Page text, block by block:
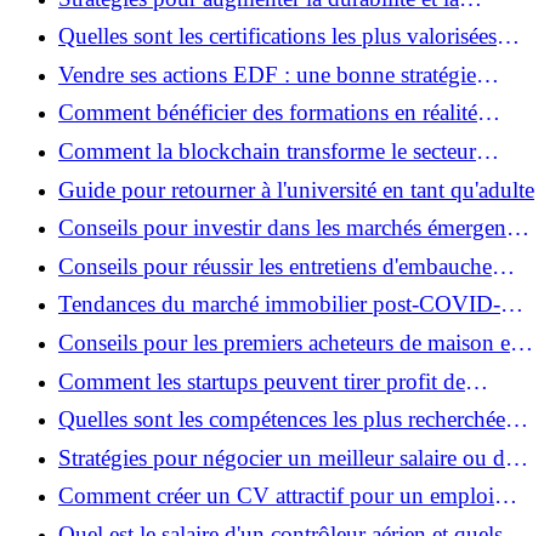
responsabilité sociale des entreprises : Un chemin
vers l'excellence ?
Quelles sont les certifications les plus valorisées
dans le secteur de la technologie ?
Vendre ses actions EDF : une bonne stratégie
actuelle ?
Comment bénéficier des formations en réalité
virtuelle ?
Comment la blockchain transforme le secteur
bancaire ?
Guide pour retourner à l'université en tant qu'adulte
Conseils pour investir dans les marchés émergents
en 2024
Conseils pour réussir les entretiens d'embauche
virtuels
Tendances du marché immobilier post-COVID-19
: Une évaluation approfondie
Conseils pour les premiers acheteurs de maison en
2024
Comment les startups peuvent tirer profit de
l'intelligence artificielle ?
Quelles sont les compétences les plus recherchées
sur le marché du travail en 2024 ?
Stratégies pour négocier un meilleur salaire ou des
avantages
Comment créer un CV attractif pour un emploi
dans le domaine de la technologie ?